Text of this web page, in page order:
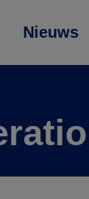
Nieuws